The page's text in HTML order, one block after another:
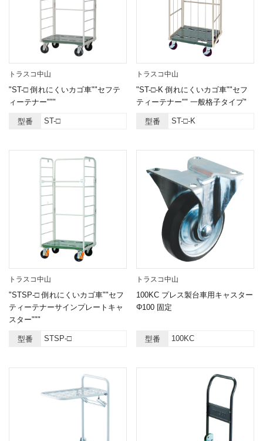
トラスコ中山
"ST-□ 倒れにくいカゴ車""セフテ
ィーテナー"""
型番 ST-□
トラスコ中山
"ST-□-K 倒れにくいカゴ車""セフ
ティーテナー"" 一般格子タイプ"
型番 ST-□-K
トラスコ中山
"STSP-□ 倒れにくいカゴ車""セフ
ティーテナーサインプレートキャ
スター"""
型番 STSP-□
トラスコ中山
100KC プレス製台車用キャスター
Φ100 固定
型番 100KC